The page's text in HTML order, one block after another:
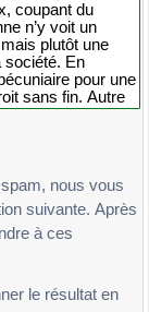
nous vous
Après
à ces
le résultat en